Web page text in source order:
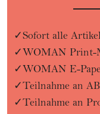
Sofort alle
WOMAN Print-
WOMAN E-
Teilnahme an
Teilnahme an